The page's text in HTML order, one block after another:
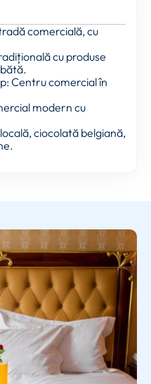
comercială, cu
cu produse
Centru comercial în
modern cu
ciocolată belgiană,